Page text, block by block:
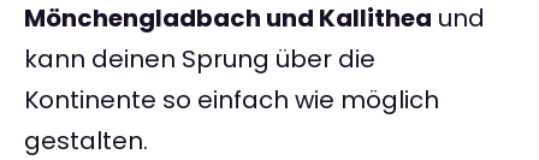
Mönchengladbach und Kallithea und
kann deinen Sprung über die
Kontinente so einfach wie möglich
gestalten.